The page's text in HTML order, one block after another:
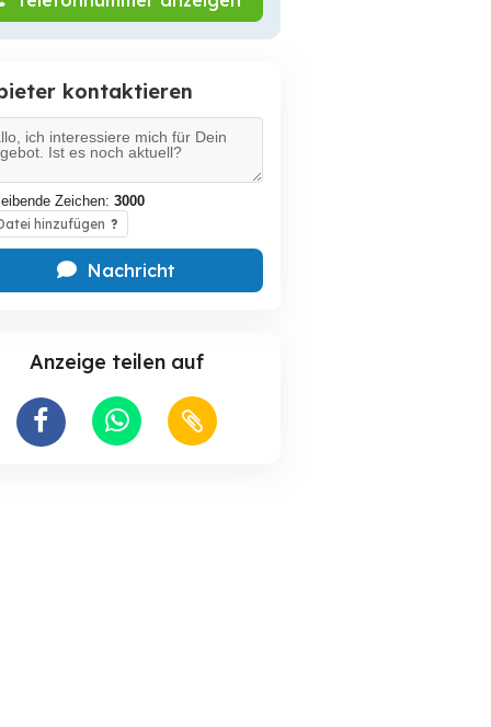
kontaktieren
Zeichen: 3000
hinzufügen ?
Nachricht
Anzeige teilen auf